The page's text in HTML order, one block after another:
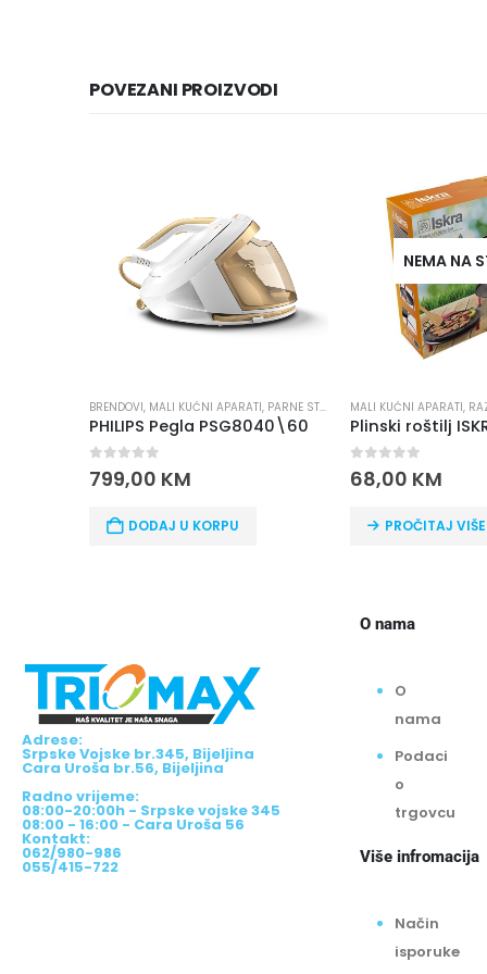
POVEZANI PROIZVODI
,PEGLE,PHILIPS
NEMA NA STANJU
MALI KUĆNI APARATI,RAZNO
Plinski roštilj ISKRA GR-810
0out of 5
68,00KM
PROČITAJ VIŠE
MALI KUĆNI APARATI,
Pica tava ISKRA
0 out of 5
102,00KM 77,00
DODAJ U
Adrese:
Srpske Vojske br.345, Bijeljina
Cara Uroša br.56, Bijeljina
Radno vrijeme:
08:00-20:00h - Srpske vojske 345
08:00 - 16:00 - Cara Uroša 56
Kontakt:
062/980-986
055/415-722
O nama
O
nama
Podaci
o
trgovcu
Više infromacija
Način
isporuke